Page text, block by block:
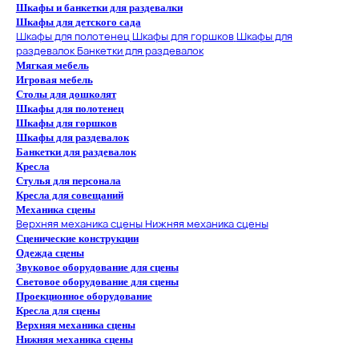
Шкафы и банкетки для раздевалки
Шкафы для детского сада
Шкафы для полотенецШкафы для горшковШкафы для
раздевалокБанкетки для раздевалок
Мягкая мебель
Игровая мебель
Столы для дошколят
Шкафы для полотенец
Шкафы для горшков
Шкафы для раздевалок
Банкетки для раздевалок
Кресла
Стулья для персонала
Кресла для совещаний
Механика сцены
Верхняя механика сценыНижняя механика сцены
Сценические конструкции
Одежда сцены
Звуковое оборудование для сцены
Световое оборудование для сцены
Проекционное оборудование
Кресла для сцены
Верхняя механика сцены
Нижняя механика сцены